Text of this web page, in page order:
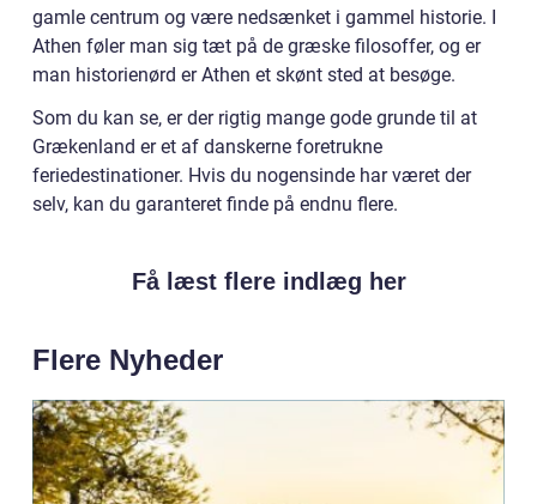
gamle centrum og være nedsænket i gammel historie. I
Athen føler man sig tæt på de græske filosoffer, og er
man historienørd er Athen et skønt sted at besøge.
Som du kan se, er der rigtig mange gode grunde til at
Grækenland er et af danskerne foretrukne
feriedestinationer. Hvis du nogensinde har været der
selv, kan du garanteret finde på endnu flere.
Få læst flere indlæg her
Flere Nyheder